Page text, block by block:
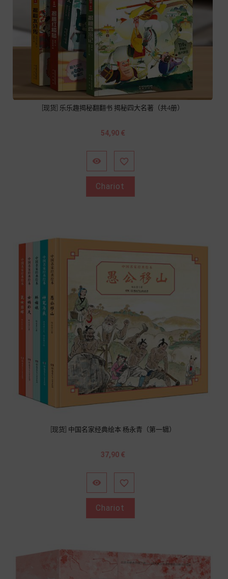
[现货] 乐乐趣揭秘翻翻书 揭秘四大名著（共4册）
Prix
54,90 €
 
Chariot
[现货] 中国名家经典绘本 杨永青（第一辑）
Prix
37,90 €
 
Chariot